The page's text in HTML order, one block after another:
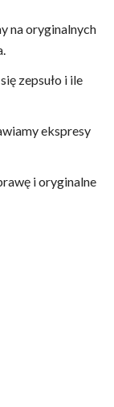
na oryginalnych
zepsuło i ile
ekspresy
i oryginalne